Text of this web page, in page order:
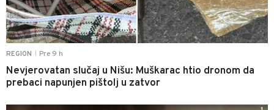
REGION Pre 9 h
Nevjerovatan slučaj u Nišu: Muškarac htio dronom da
prebaci napunjen pištolj u zatvor